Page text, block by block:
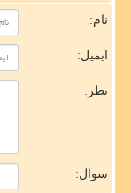
نام:
ایمیل:
نظر:
سوال: